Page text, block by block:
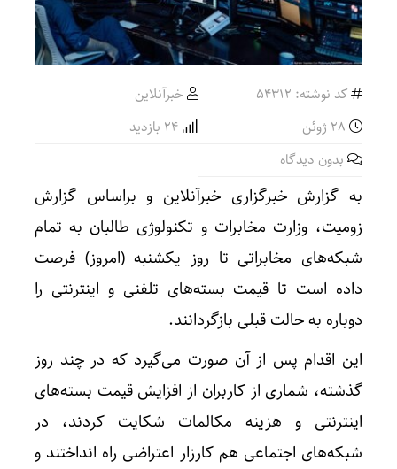
کد نوشته: 54312
خبرآنلاین
بدون دیدگاه
به گزارش خبرگزاری خبرآنلاین و براساس گزارش
زومیت، وزارت مخابرات و تکنولوژی طالبان به تمام
شبکه‌های مخابراتی تا روز یکشنبه (امروز) فرصت
داده است تا قیمت بسته‌های تلفنی و اینترنتی را
دوباره به حالت قبلی بازگردانند.
این اقدام پس از آن صورت می‌گیرد که در چند روز
گذشته، شماری از کاربران از افزایش قیمت بسته‌های
اینترنتی و هزینه مکالمات شکایت کردند، در
شبکه‌های اجتماعی هم کارزار اعتراضی راه انداختند و